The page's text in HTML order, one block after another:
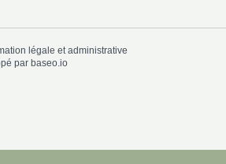
légale et administrative
par baseo.io